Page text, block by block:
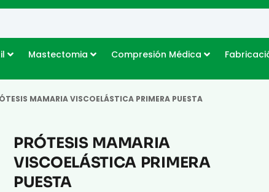
Mastectomia Compresión Médica
MAMARIA VISCOELÁSTICA PRIMERA PUESTA
PRÓTESIS MAMARIA
VISCOELÁSTICA PRIMERA
PUESTA